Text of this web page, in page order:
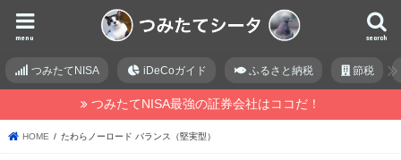
search
menu
つみたてNISA iDeCoガイド ふるさと納税 節税
つみたてNISA最強の証券会社はココだ！
HOME たわらノーロード バランス（堅実型）